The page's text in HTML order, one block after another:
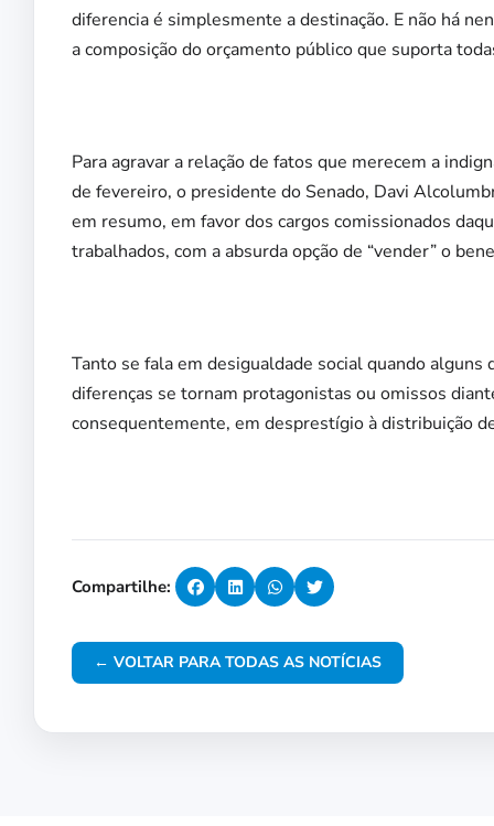
diferencia é simplesmente a destinação. E não há
a composição do orçamento público que suporta
Para agravar a relação de fatos que merecem a
de fevereiro, o presidente do Senado, Davi
em resumo, em favor dos cargos comissionados
trabalhados, com a absurda opção de “vender” o
Tanto se fala em desigualdade social quando
diferenças se tornam protagonistas ou omissos
consequentemente, em desprestígio à distribuição
Compartilhe:
← VOLTAR PARA TODAS AS NOTÍCIAS